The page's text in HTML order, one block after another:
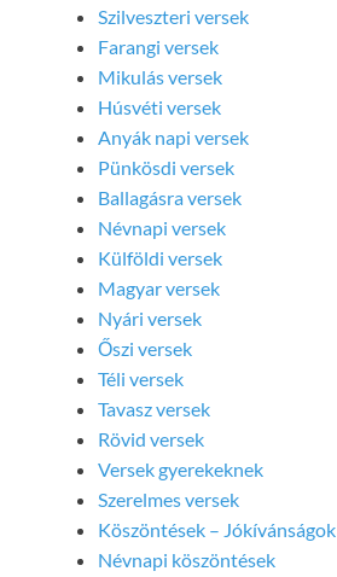
Szilveszteri versek
Farangi versek
Mikulás versek
Húsvéti versek
Anyák napi versek
Pünkösdi versek
Ballagásra versek
Névnapi versek
Külföldi versek
Magyar versek
Nyári versek
Őszi versek
Téli versek
Tavasz versek
Rövid versek
Versek gyerekeknek
Szerelmes versek
Köszöntések – Jókívánságok
Névnapi köszöntések